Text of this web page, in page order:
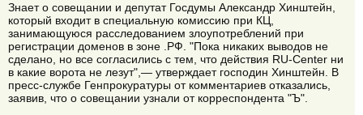
Знает о совещании и депутат Госдумы Александр Хинштейн,
который входит в специальную комиссию при КЦ,
занимающуюся расследованием злоупотреблений при
регистрации доменов в зоне .РФ. "Пока никаких выводов не
сделано, но все согласились с тем, что действия RU-Center ни
в какие ворота не лезут",— утверждает господин Хинштейн. В
пресс-службе Генпрокуратуры от комментариев отказались,
заявив, что о совещании узнали от корреспондента "Ъ".